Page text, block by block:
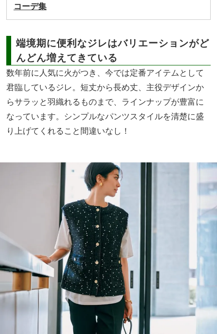
コーデ集
端境期に便利なジレはバリエーションがど
んどん増えてきている
数年前に人気に火がつき、今では定番アイテムとして
君臨しているジレ。短丈から長め丈、主役デザインか
らサラッと羽織れるものまで、ラインナップが豊富に
なっています。シンプルなパンツスタイルを清楚に盛
り上げてくれること間違いなし！